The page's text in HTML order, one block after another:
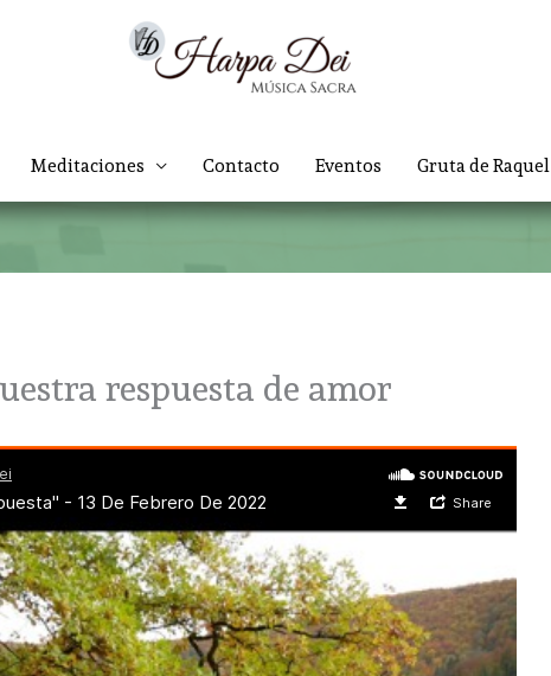
Meditaciones Contacto Eventos Gruta de Raquel
respuesta de amor